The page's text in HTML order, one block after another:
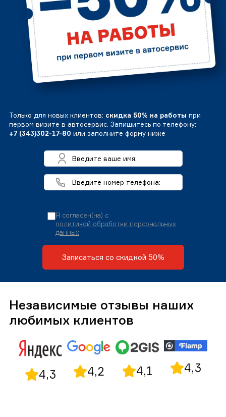
Только для новых клиентов: скидка 50% на работы при
первом визите в автосервис. Запишитесь по телефону:
+7 (343)302-17-80 или заполните форму ниже
Я согласен(на) с
политикой обработки персональных
данных
Записаться со скидкой 50%
Независимые отзывы наших
любимых клиентов
4,3 4,2 4,1 4,3